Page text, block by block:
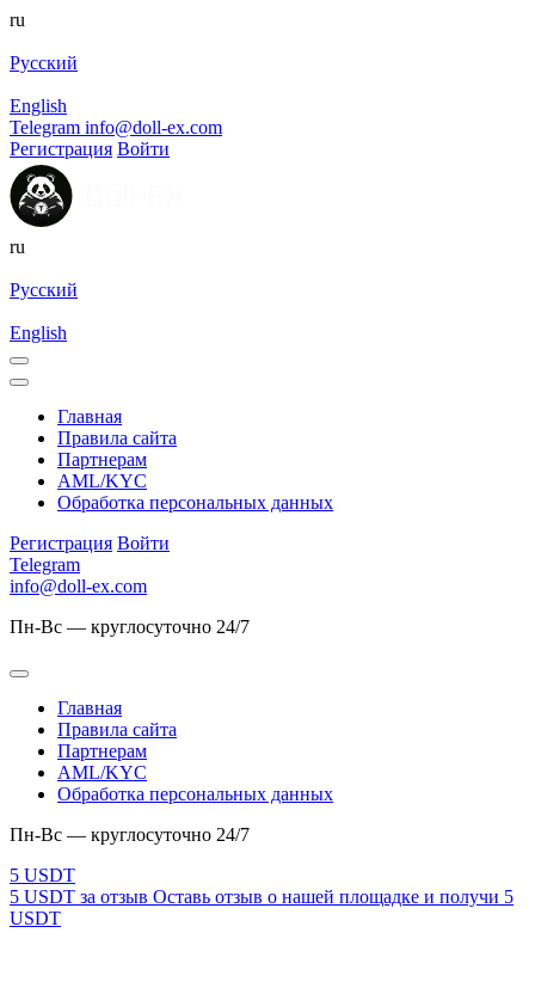
ru
Русский
English
Telegram info@doll-ex.com
Регистрация Войти
ru
Русский
English
Главная
Правила сайта
Партнерам
AML/KYC
Обработка персональных данных
Регистрация Войти
Telegram
info@doll-ex.com
Пн-Вс — круглосуточно 24/7
Главная
Правила сайта
Партнерам
AML/KYC
Обработка персональных данных
Пн-Вс — круглосуточно 24/7
5 USDT за отзыв Оставь отзыв о нашей площадке и получи 5
USDT